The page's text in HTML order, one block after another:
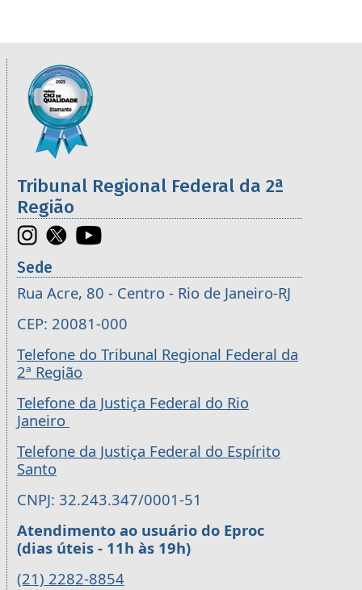
Informações úteis sobre os órgãos da 2ª
Imagem
Tribunal Regional Federal da 2ª
Região
Sede
Rua Acre, 80 - Centro - Rio de Janeiro-RJ
CEP: 20081-000
Telefone do Tribunal Regional Federal da
2ª Região
Telefone da Justiça Federal do Rio
Janeiro
Telefone da Justiça Federal do Espírito
Santo
CNPJ: 32.243.347/0001-51
Atendimento ao usuário do Eproc
(dias úteis - 11h às 19h)
(21) 2282-8854